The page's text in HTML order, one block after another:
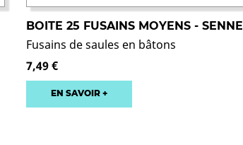
BOITE 25 FUSAINS MOYENS -
Fusains de saules en bâtons
7,49 €
EN SAVOIR +